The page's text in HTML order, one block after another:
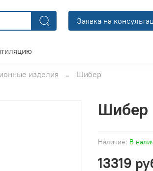
Заявка на
изделия Шибер
Наличие: В
Шибер
13319